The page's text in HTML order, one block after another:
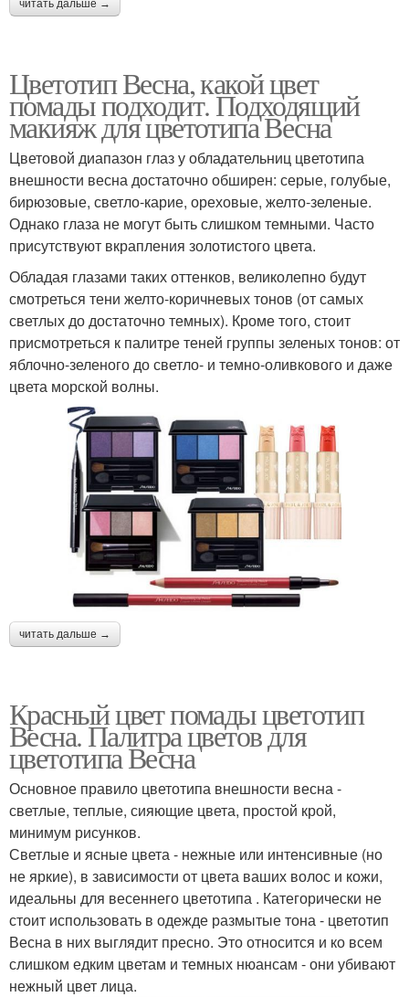
читать дальше →
Цветотип Весна, какой цвет
помады подходит. Подходящий
макияж для цветотипа Весна
Цветовой диапазон глаз у обладательниц цветотипа
внешности весна достаточно обширен: серые, голубые,
бирюзовые, светло-карие, ореховые, желто-зеленые.
Однако глаза не могут быть слишком темными. Часто
присутствуют вкрапления золотистого цвета.
Обладая глазами таких оттенков, великолепно будут
смотреться тени желто-коричневых тонов (от самых
светлых до достаточно темных). Кроме того, стоит
присмотреться к палитре теней группы зеленых тонов: от
яблочно-зеленого до светло- и темно-оливкового и даже
цвета морской волны.
читать дальше →
Красный цвет помады цветотип
Весна. Палитра цветов для
цветотипа Весна
Основное правило цветотипа внешности весна -
светлые, теплые, сияющие цвета, простой крой,
минимум рисунков.
Светлые и ясные цвета - нежные или интенсивные (но
не яркие), в зависимости от цвета ваших волос и кожи,
идеальны для весеннего цветотипа . Категорически не
стоит использовать в одежде размытые тона - цветотип
Весна в них выглядит пресно. Это относится и ко всем
слишком едким цветам и темных нюансам - они убивают
нежный цвет лица.